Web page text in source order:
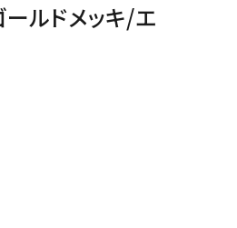
ルース
ケア
ルドメッキ/エ